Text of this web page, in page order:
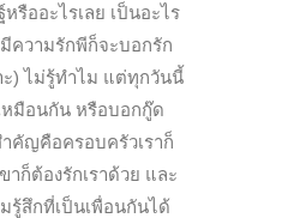
รืออะไรเลย เป็นอะไร
ความรักพีก็จะบอกรัก
ะ) ไม่รู้ทำไม แต่ทุกวันนี้
มือนกัน หรือบอกกู๊ด
คัญคือครอบครัวเราก็
าก็ต้องรักเราด้วย และ
รู้สึกที่เป็นเพื่อนกันได้